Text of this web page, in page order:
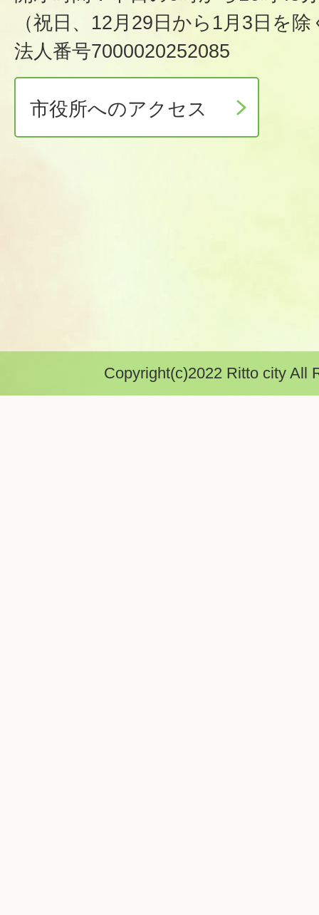
（祝日、12月29日から1月3日を除
法人番号7000020252085
市役所へのアクセス
Copyright(c)2022 Ritto city All